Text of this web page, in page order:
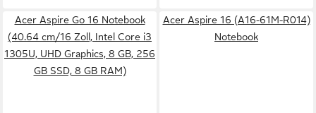
Acer Aspire Go 16 Notebook
(40.64 cm/16 Zoll, Intel Core i3
1305U, UHD Graphics, 8 GB, 256
GB SSD, 8 GB RAM)
Acer Aspire 16 (A16-61M-R014)
Notebook